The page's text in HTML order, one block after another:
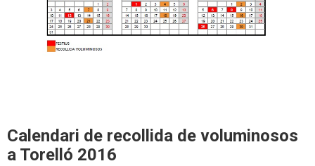
Calendari de recollida de voluminosos
a Torelló 2016